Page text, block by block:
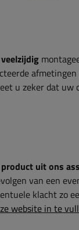
veelzijdig
u zeker dat
uit ons
van een
klacht zo
website in te